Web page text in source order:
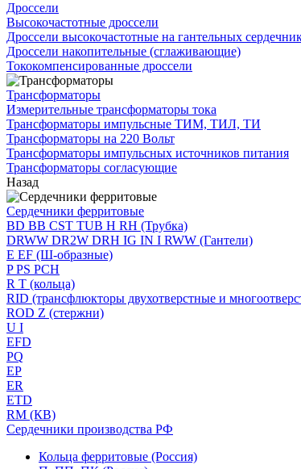
Дроссели
Высокочастотные дроссели
Дроссели высокочастотные на гантельных
Дроссели накопительные (сглаживающие)
Тококомпенсированные дроссели
Трансформаторы
Измерительные трансформаторы тока
Трансформаторы импульсные ТИМ, ТИЛ, ТИ
Трансформаторы на 220 Вольт
Трансформаторы импульсных источников питания
Трансформаторы согласующие
Назад
Сердечники ферритовые
BD BB CST TUB H RH (Трубка)
DRWW DR2W DRH IG IN I RWW (Гантели)
E EF (Ш-образные)
P PS PCH
R T (кольца)
RID (трансфлюкторы двухотверстные и
ROD Z (стержни)
U I
EFD
PQ
EP
ER
ETD
RM (КВ)
Сердечники производства РФ
Кольца ферритовые (Россия)